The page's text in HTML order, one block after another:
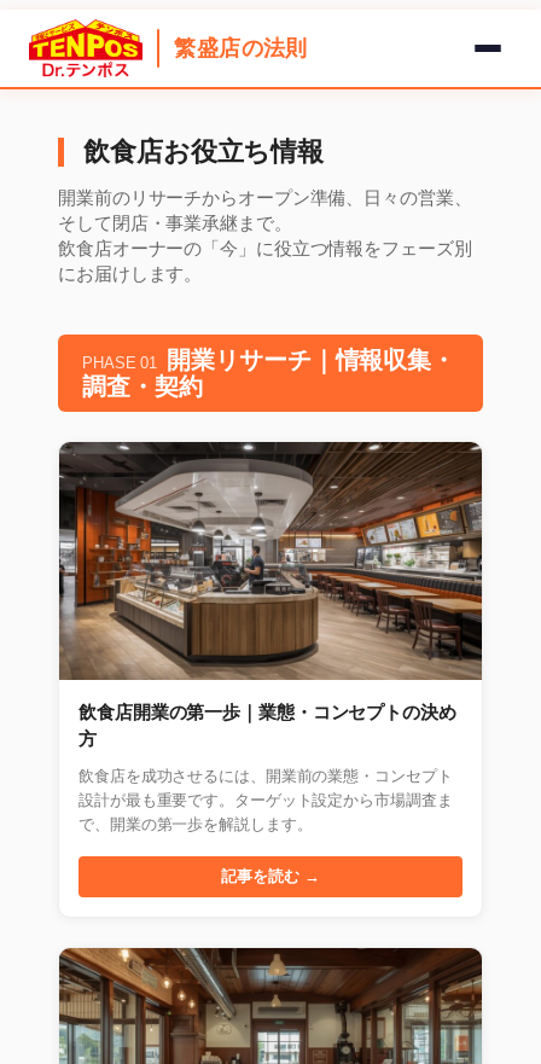
繁盛店の法則
飲食店お役立ち情報
開業前のリサーチからオープン準備、日々の営業、
そして閉店・事業承継まで。
飲食店オーナーの「今」に役立つ情報をフェーズ別
にお届けします。
PHASE 01
開業リサーチ｜情報収集・
調査・契約
飲食店開業の第一歩｜業態・コンセプトの決め
方
飲食店を成功させるには、開業前の業態・コンセプト
設計が最も重要です。ターゲット設定から市場調査ま
で、開業の第一歩を解説します。
記事を読む →